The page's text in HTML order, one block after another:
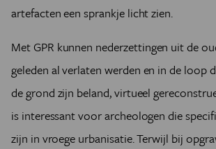
artefacten een sprankje licht zien.
Met GPR kunnen nederzettingen uit de
geleden al verlaten werden en in de loop
de grond zijn beland, virtueel
is interessant voor archeologen die
zijn in vroege urbanisatie. Terwijl bij